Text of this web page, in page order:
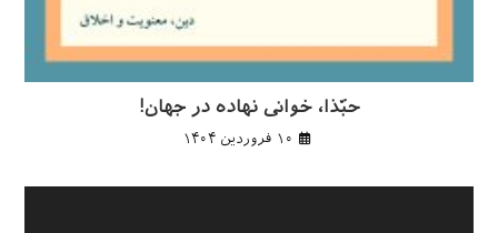
حبّذا، خوانی نهاده در جهان!
۱۰ فروردین ۱۴۰۴